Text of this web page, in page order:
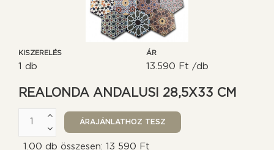
KISZERELÉS
1 db
ÁR
13.590 Ft /db
REALONDA ANDALUSI 28,5X33 CM
1.00 db összesen: 13 590 Ft